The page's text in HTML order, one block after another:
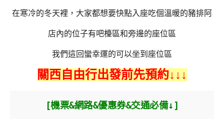
在寒冷的冬天裡，大家都想要快點入座吃個溫暖的豬排阿
店內的位子有吧檯區和旁邊的座位區
我們這回蠻幸運的可以坐到座位區
關西自由行出發前先預約↓↓↓
[機票&網路&優惠券&交通必備↓]